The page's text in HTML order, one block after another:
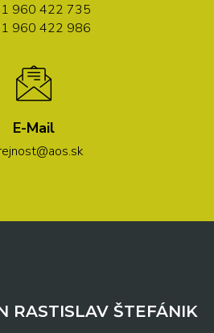
960 422 735
960 422 986
E-Mail
RASTISLAV ŠTEFÁNIK